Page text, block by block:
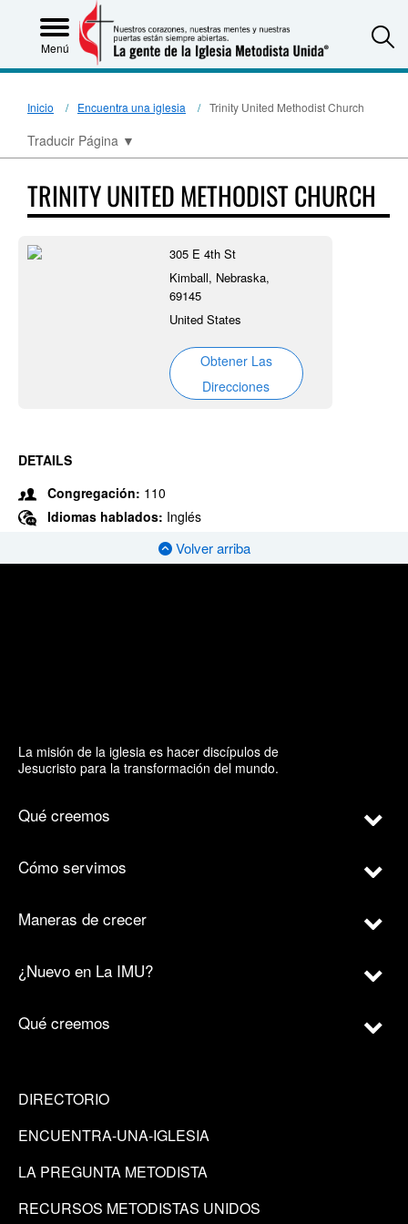
Menú
Inicio Encuentra una iglesia Trinity United Methodist Church
Traducir Página ▼
TRINITY UNITED METHODIST CHURCH
305 E 4th St
Kimball, Nebraska,
69145
United States
Obtener Las
Direcciones
DETAILS
Congregación: 110
Idiomas hablados: Inglés
Volver arriba
La misión de la iglesia es hacer discípulos de
Jesucristo para la transformación del mundo.
Qué creemos
Cómo servimos
Maneras de crecer
¿Nuevo en La IMU?
Qué creemos
DIRECTORIO
ENCUENTRA-UNA-IGLESIA
LA PREGUNTA METODISTA
RECURSOS METODISTAS UNIDOS